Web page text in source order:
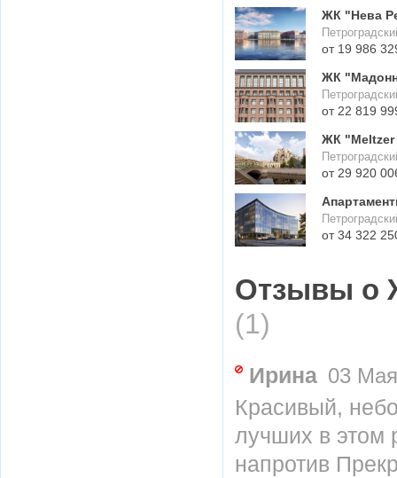
ЖК "Нева
от 19 986
ЖК
от 22 819
ЖК "Meltzer
от 29 920
от 34 322
Отзывы о
(1)
Ирина 03
Красивый,
лучших в этом
напротив